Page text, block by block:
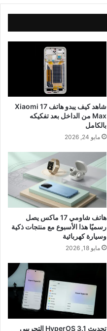
شاهد كيف يبدو هاتف Xiaomi 17
Max من الداخل بعد تفكيكه
بالكامل
مايو 24, 2026
هاتف شاومي 17 ماكس يصل
رسميًا هذا الأسبوع مع منتجات ذكية
وسيارة كهربائية
مايو 18, 2026
تحديث HyperOS 3.1 التجريبي